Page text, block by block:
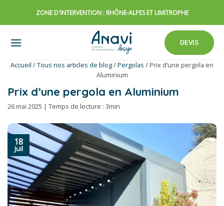
ZONE D'INTERVENTION : RHÔNE-ALPES ET LIMITROPHE
DEVIS
Accueil /Tous nos articles de blog/Pergolas / Prix d’une pergola en
Aluminium
Prix d’une pergola en Aluminium
26 mai 2025 | Temps de lecture : 3min
18
Juil